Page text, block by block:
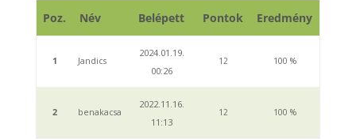
Poz. Név Belépett Pontok Eredmény
1 Jandics
2024.01.19.
00:26
12 100 %
2 benakacsa
2022.11.16.
11:13
12 100 %